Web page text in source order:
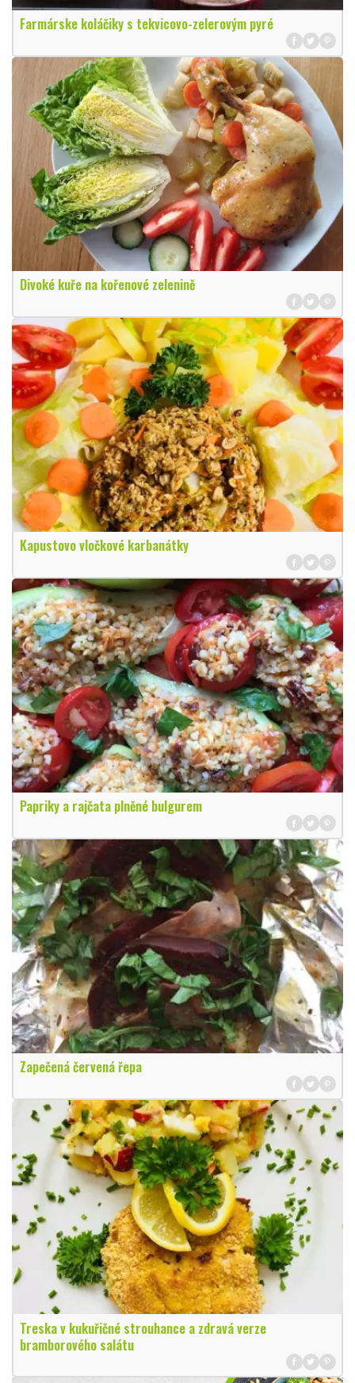
Farmárske koláčiky s tekvicovo-zelerovým pyré
Divoké kuře na kořenové zelenině
Kapustovo vločkové karbanátky
Papriky a rajčata plněné bulgurem
Zapečená červená řepa
Treska v kukuřičné strouhance a zdravá verze
bramborového salátu